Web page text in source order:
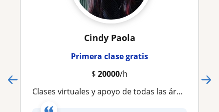
Cindy Paola
Primera clase gratis
$ 20000/h
Clases virtuales y apoyo de todas las áreas preescolar y primaria